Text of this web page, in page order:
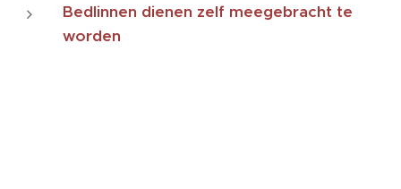
Bedlinnen dienen zelf meegebracht te
worden